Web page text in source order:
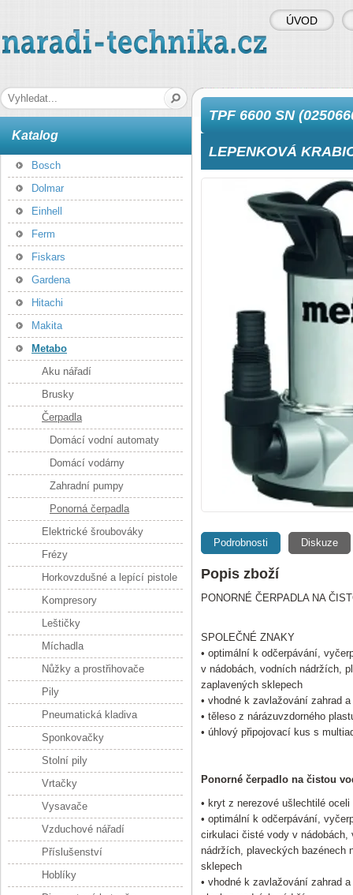
naradi-technika.cz
TPF 6600 SN
LEPENKOVÁ
Podrobnosti Diskuze
Popis zboží
PONORNÉ ČERPADLA NA
SPOLEČNÉ ZNAKY
• optimální k odčerpávání,
v nádobách, vodních nádržích,
zaplavených sklepech
• vhodné k zavlažování zahrad
• těleso z nárázuvzdorného
• úhlový připojovací kus s
Ponorné čerpadlo na čistou
• kryt z nerezové ušlechtilé oceli
• optimální k odčerpávání,
cirkulaci čisté vody v nádobách,
nádržích, plaveckých bazénech
sklepech
• vhodné k zavlažování zahrad
Katalog
Bosch
Dolmar
Einhell
Ferm
Fiskars
Gardena
Hitachi
Makita
Metabo
Aku nářadí
Brusky
Čerpadla
Domácí vodní automaty
Domácí vodárny
Zahradní pumpy
Ponorná čerpadla
Elektrické šroubováky
Frézy
Horkovzdušné a lepící pistole
Kompresory
Leštičky
Míchadla
Nůžky a prostřihovače
Pily
Pneumatická kladiva
Sponkovačky
Stolní pily
Vrtačky
Vysavače
Vzduchové nářadí
Příslušenství
Hoblíky
ÚVOD
Hledaná fráze